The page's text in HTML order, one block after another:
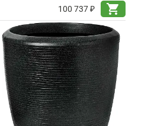
100 737 ₽
shopping_cart